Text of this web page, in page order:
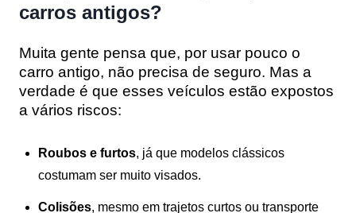
carros antigos?
Muita gente pensa que, por usar pouco o
carro antigo, não precisa de seguro. Mas a
verdade é que esses veículos estão expostos
a vários riscos:
Roubos e furtos, já que modelos clássicos
costumam ser muito visados.
Colisões, mesmo em trajetos curtos ou transporte